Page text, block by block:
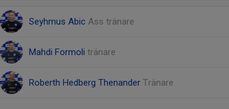
Seyhmus Abic Ass tränare
Mahdi Formoli tränare
Roberth Hedberg Thenander Tränare